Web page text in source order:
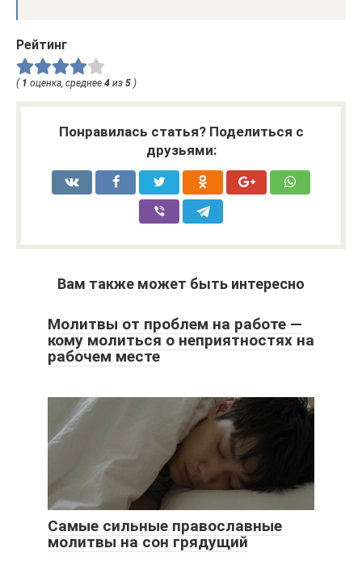
Рейтинг
( 1 оценка, среднее 4 из 5 )
Понравилась статья? Поделиться с
друзьями:
Вам также может быть интересно
Молитвы от проблем на работе —
кому молиться о неприятностях на
рабочем месте
Самые сильные православные
молитвы на сон грядущий